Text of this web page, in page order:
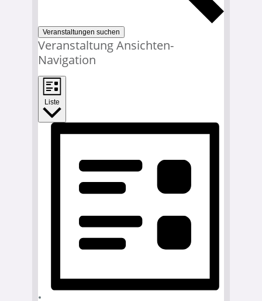
Veranstaltungen suchen
Veranstaltung Ansichten-
Navigation
Liste